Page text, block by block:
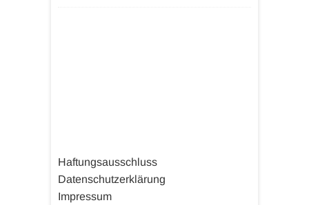
Haftungsausschluss
Datenschutzerklärung
Impressum